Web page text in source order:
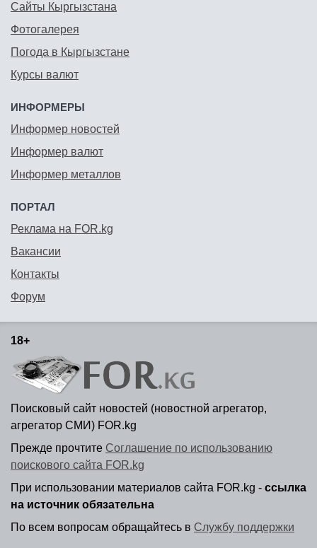
Сайты Кыргызстана
Фотогалерея
Погода в Кыргызстане
Курсы валют
ИНФОРМЕРЫ
Информер новостей
Информер валют
Информер металлов
ПОРТАЛ
Реклама на FOR.kg
Вакансии
Контакты
Форум
18+
Поисковый сайт новостей (новостной агрегатор,
агрегатор СМИ) FOR.kg
Прежде прочтите Соглашение по использованию
поискового сайта FOR.kg
При использовании материалов сайта FOR.kg - ссылка
на источник обязательна
По всем вопросам обращайтесь в Службу поддержки